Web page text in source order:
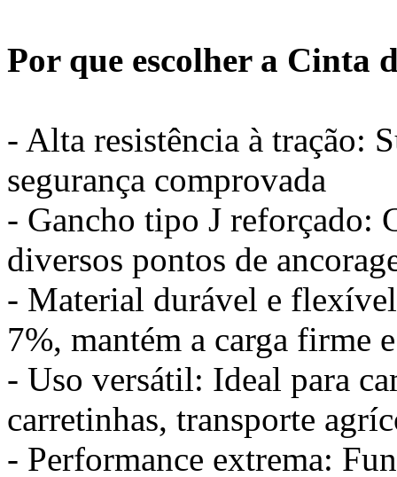
Por que escolher a Cinta
- Alta resistência à tração:
segurança comprovada
- Gancho tipo J reforçado:
diversos pontos de
- Material durável e
7%, mantém a carga firme
- Uso versátil: Ideal para
carretinhas, transporte
- Performance extrema: